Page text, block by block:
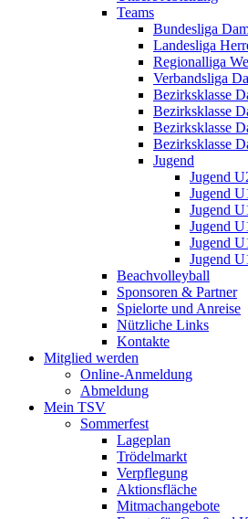
Teams
Bundesliga
Landesliga
Regionalliga
Verbandsliga
Bezirksklasse
Bezirksklasse
Bezirksklasse
Bezirksklasse
Jugend
Jugend
Jugend
Jugend
Jugend
Jugend
Jugend
Beachvolleyball
Sponsoren & Partner
Spielorte und Anreise
Nützliche Links
Kontakte
Mitglied werden
Online-Anmeldung
Abmeldung
Mein TSV
Sommerfest
Lageplan
Trödelmarkt
Verpflegung
Aktionsfläche
Mitmachangebote